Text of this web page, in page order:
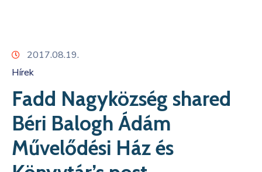
2017.08.19.
Hírek
Fadd Nagyközség shared
Béri Balogh Ádám
Művelődési Ház és